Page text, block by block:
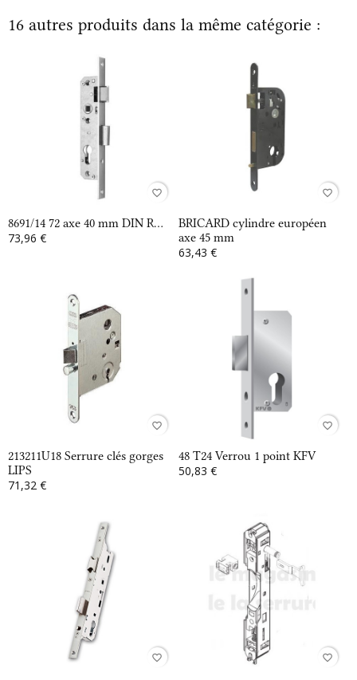
16 autres produits dans la même catégorie :
favorite_border
8691/14 72 axe 40 mm DIN R...
73,96 €
favorite_border
BRICARD cylindre européen
axe 45 mm
63,43 €
favorite_border
213211U18 Serrure clés gorges
LIPS
71,32 €
favorite_border
48 T24 Verrou 1 point KFV
50,83 €
favorite_border favorite_border